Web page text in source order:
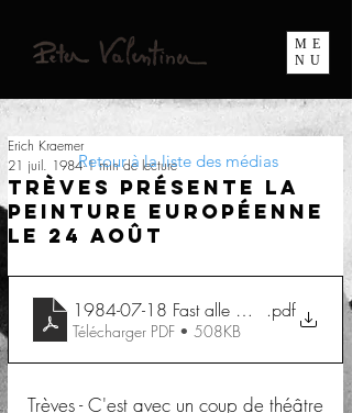
ME
NU
Trèves présente la
peinture européenne
le 24 août
Erich Kraemer
21 juil. 1984 1 min de lecture
1984-07-18 Fast alle GroBen sind
.pdf
Télécharger PDF • 508KB
Trèves - C'est avec un coup de théâtre
Retour à la liste des médias